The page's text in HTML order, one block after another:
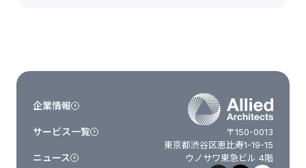
〒150-0013
東京都渋谷区恵比寿1-19-15
ウノサワ東急ビル 4階
企業情報
サービス一覧
ニュース